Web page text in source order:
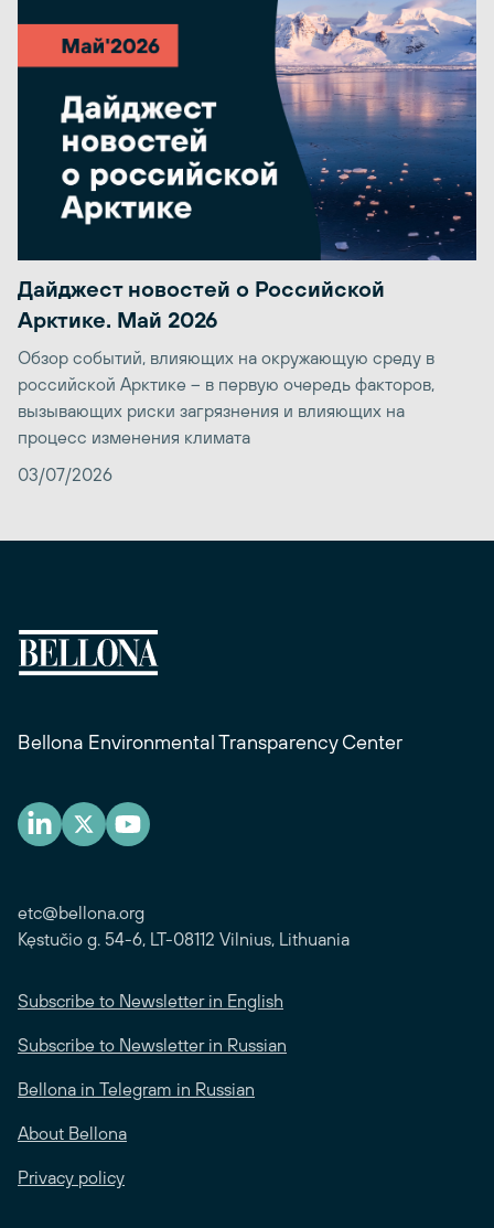
Дайджест новостей о Российской
Арктике. Май 2026
Обзор событий, влияющих на окружающую среду в
российской Арктике – в первую очередь факторов,
вызывающих риски загрязнения и влияющих на
процесс изменения климата
03/07/2026
Bellona Environmental Transparency Center
etc@bellona.org
Kęstučio g. 54-6, LT-08112 Vilnius, Lithuania
Subscribe to Newsletter in English
Subscribe to Newsletter in Russian
Bellona in Telegram in Russian
About Bellona
Privacy policy